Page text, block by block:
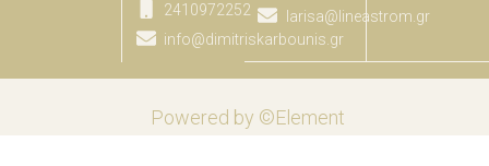
2410972252
info@dimitriskarbounis.gr
larisa@lineastrom.gr
Powered by ©Element